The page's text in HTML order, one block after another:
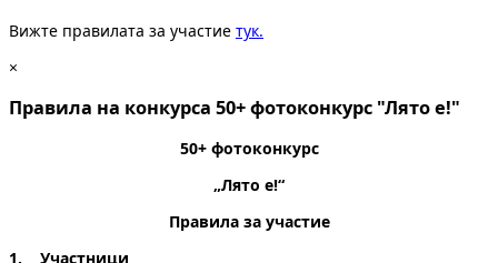
Вижте правилата за участие тук.
×
Правила на конкурса 50+ фотоконкурс "Лято е!"
50+ фотоконкурс
„Лято е!“
Правила за участие
1. Участници